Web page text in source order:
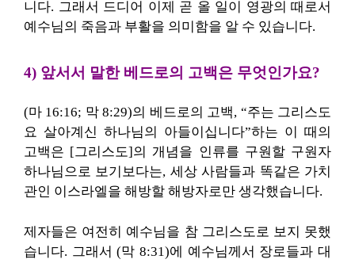
니다. 그래서 드디어 이제 곧 올 일이 영광의 때로서
예수님의 죽음과 부활을 의미함을 알 수 있습니다.
4) 앞서서 말한 베드로의 고백은 무엇인가요?
(마 16:16; 막 8:29)의 베드로의 고백, “주는 그리스도
요 살아계신 하나님의 아들이십니다”하는 이 때의
고백은 [그리스도]의 개념을 인류를 구원할 구원자
하나님으로 보기보다는, 세상 사람들과 똑같은 가치
관인 이스라엘을 해방할 해방자로만 생각했습니다.
제자들은 여전히 예수님을 참 그리스도로 보지 못했
습니다. 그래서 (막 8:31)에 예수님께서 장로들과 대